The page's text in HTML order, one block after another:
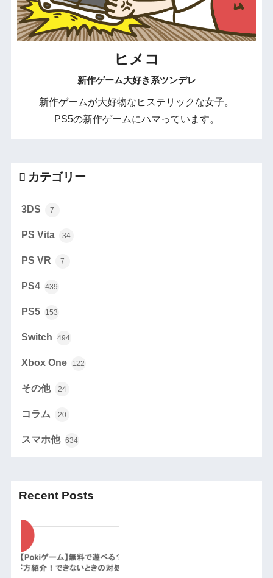
ヒメコ
新作ゲーム大好き系ツンデレ
新作ゲームが大好物なヒステリックな女子。
PS5の新作ゲームにハマっています。
カテゴリー
3DS 7
PS Vita 34
PS VR 7
PS4 439
PS5 153
Switch 494
Xbox One 122
その他 24
コラム 20
スマホ他 634
Recent Posts